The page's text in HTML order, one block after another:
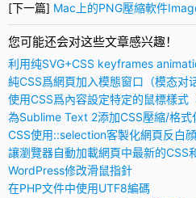
[下一篇] Mac上的PNG壓縮軟件
您可能还会对这些文章感兴趣！
利用纯SVG+CSS keyframes
純CSS爲網頁加入模態窗口（模态对
使用CSS爲內容設定特定的鼠標樣式
為Sublime Text 2添加CSS壓縮/格式
CSS使用::selection客製化網頁反白
讓瀏覽器自動加載網頁中最新的CSS
WordPress修改滑鼠指針
在PHP文件中使用UTF8編碼